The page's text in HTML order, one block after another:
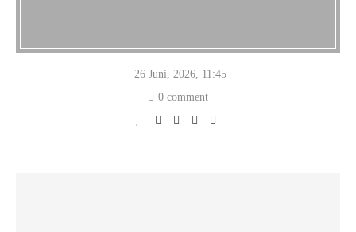
26 Juni, 2026, 11:45
0 comment